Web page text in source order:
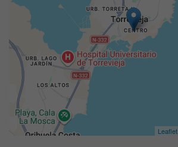
Leaflet